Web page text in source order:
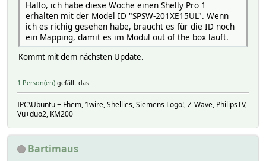
Hallo, ich habe diese Woche einen Shelly Pro 1
erhalten mit der Model ID "SPSW-201XE15UL". Wenn
ich es richig gesehen habe, braucht es für die ID noch
ein Mapping, damit es im Modul out of the box läuft.
Kommt mit dem nächsten Update.
1 Person(en) gefällt das.
IPC\Ubuntu + Fhem, 1wire, Shellies, Siemens Logo!, Z-Wave, PhilipsTV,
Vu+duo2, KM200
Bartimaus